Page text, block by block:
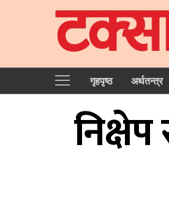
गृहपृष्‍ठ अर्थतन्त्र